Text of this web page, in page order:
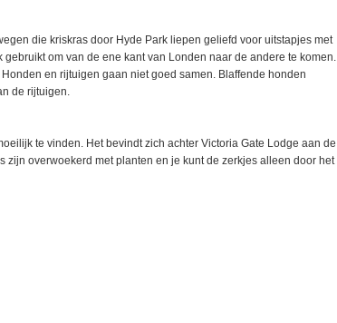
die kriskras door Hyde Park liepen geliefd voor uitstapjes met
om van de ene kant van Londen naar de andere te komen.
en rijtuigen gaan niet goed samen. Blaffende honden
de rijtuigen.
te vinden. Het bevindt zich achter Victoria Gate Lodge aan de
zijn overwoekerd met planten en je kunt de zerkjes alleen door het